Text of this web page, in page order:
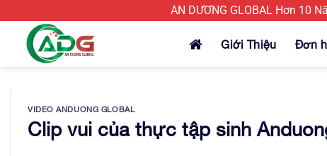
AN DƯƠNG GLOBAL Hơn 10
Giới Thiệu Đơn
VIDEO ANDUONG GLOBAL
Clip vui của thực tập sinh